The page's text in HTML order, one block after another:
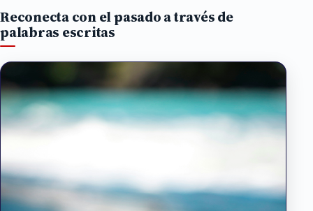
Reconecta con el pasado a través de
palabras escritas